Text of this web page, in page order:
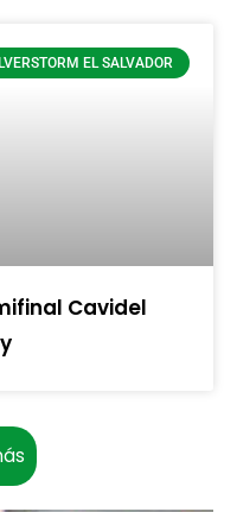
EL SALVADOR
Cavidel